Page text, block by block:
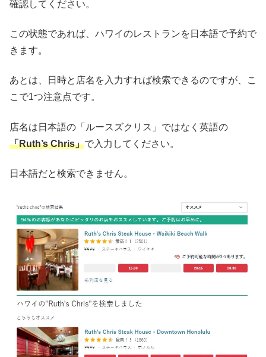
確認してください。
この状態であれば、ハワイのレストランを日本語で予約で
きます。
あとは、日時と店名を入力すれば検索できるのですが、こ
こで1つ注意点です。
店名は日本語の「ルースズクリス」ではなく英語の
「Ruth’s Chris」で入力してください。
日本語だと検索できません。